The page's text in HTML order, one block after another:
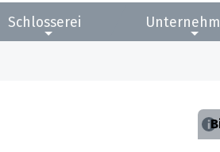
Schlosserei